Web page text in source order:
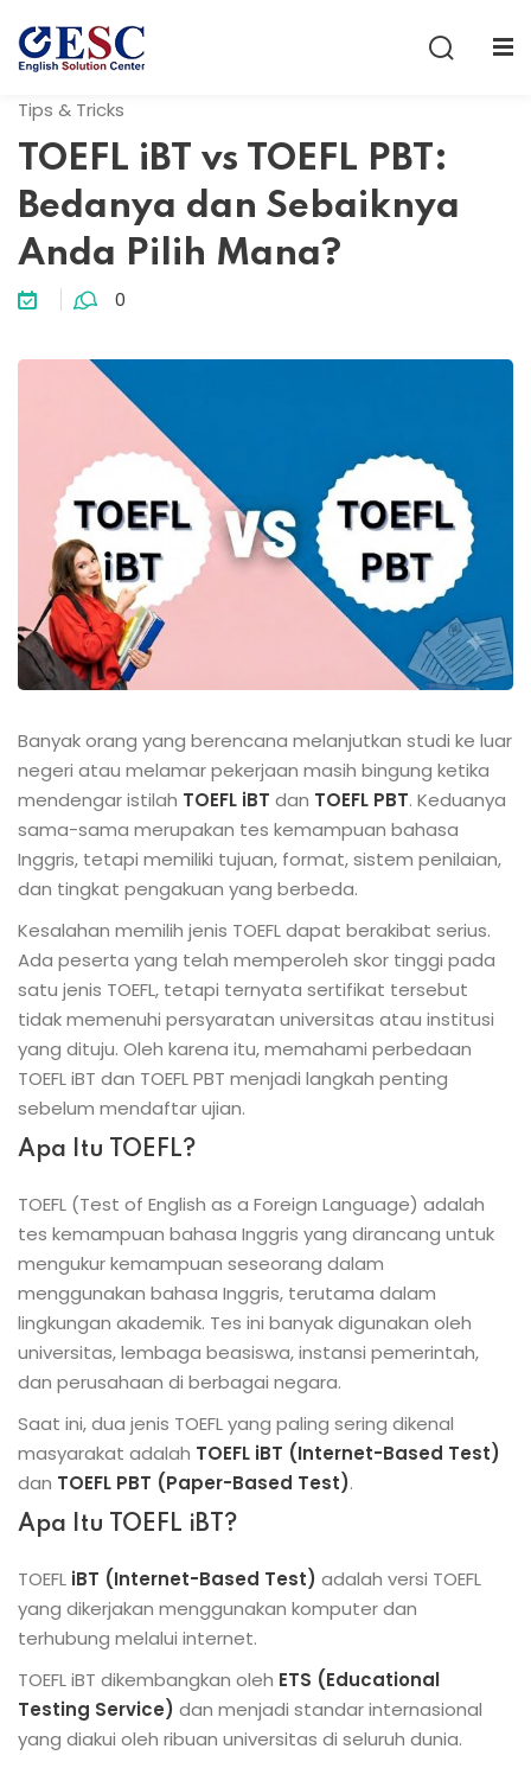
Tips & Tricks
TOEFL iBT vs TOEFL PBT:
Bedanya dan Sebaiknya
Anda Pilih Mana?
0
Banyak orang yang berencana melanjutkan studi ke luar
negeri atau melamar pekerjaan masih bingung ketika
mendengar istilah TOEFL iBT dan TOEFL PBT. Keduanya
sama-sama merupakan tes kemampuan bahasa
Inggris, tetapi memiliki tujuan, format, sistem penilaian,
dan tingkat pengakuan yang berbeda.
Kesalahan memilih jenis TOEFL dapat berakibat serius.
Ada peserta yang telah memperoleh skor tinggi pada
satu jenis TOEFL, tetapi ternyata sertifikat tersebut
tidak memenuhi persyaratan universitas atau institusi
yang dituju. Oleh karena itu, memahami perbedaan
TOEFL iBT dan TOEFL PBT menjadi langkah penting
sebelum mendaftar ujian.
Apa Itu TOEFL?
TOEFL (Test of English as a Foreign Language) adalah
tes kemampuan bahasa Inggris yang dirancang untuk
mengukur kemampuan seseorang dalam
menggunakan bahasa Inggris, terutama dalam
lingkungan akademik. Tes ini banyak digunakan oleh
universitas, lembaga beasiswa, instansi pemerintah,
dan perusahaan di berbagai negara.
Saat ini, dua jenis TOEFL yang paling sering dikenal
masyarakat adalah TOEFL iBT (Internet-Based Test)
dan TOEFL PBT (Paper-Based Test).
Apa Itu TOEFL iBT?
TOEFL iBT (Internet-Based Test) adalah versi TOEFL
yang dikerjakan menggunakan komputer dan
terhubung melalui internet.
TOEFL iBT dikembangkan oleh ETS (Educational
Testing Service) dan menjadi standar internasional
yang diakui oleh ribuan universitas di seluruh dunia.
Don’t have an account? Sign up
Remember me